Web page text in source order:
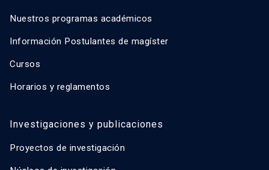
Nuestros programas académicos
Información Postulantes de magíster
Cursos
Horarios y reglamentos
Investigaciones y publicaciones
Proyectos de investigación